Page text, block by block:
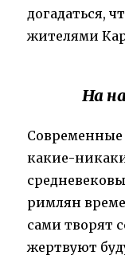
догадаться,
жителями
На
какие-
римлян
сами творят
жертвуют